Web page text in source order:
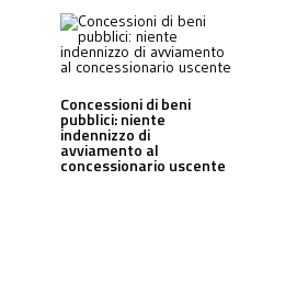
Concessioni di beni
pubblici: niente
indennizzo di
avviamento al
concessionario uscente